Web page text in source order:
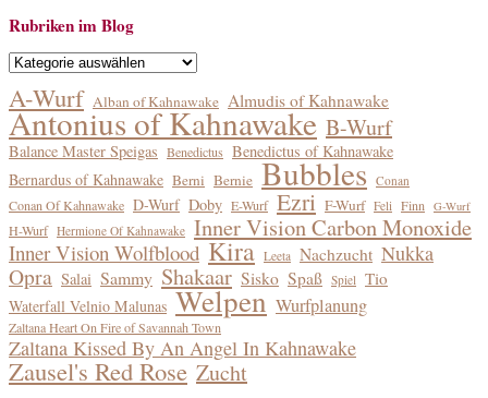
Rubriken im Blog
Rubriken
Blog
A-Wurf Alban of Kahnawake Almudis of Kahnawake
Antonius of Kahnawake B-Wurf
Balance Master Speigas Benedictus Benedictus of Kahnawake
Bernardus of Kahnawake Berni Bernie Bubbles Conan
Conan Of Kahnawake D-Wurf Doby E-Wurf Ezri F-Wurf Feli Finn G-Wurf
H-Wurf Hermione Of Kahnawake Inner Vision Carbon Monoxide
Inner Vision Wolfblood Kira Leeta Nachzucht Nukka
Opra Salai Sammy Shakaar Sisko Spaß Spiel Tio
Waterfall Velnio Malunas Welpen Wurfplanung
Zaltana Heart On Fire of Savannah Town
Zaltana Kissed By An Angel In Kahnawake
Zausel's Red Rose Zucht